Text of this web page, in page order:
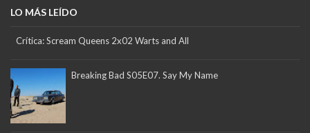
LO MÁS LEÍDO
Crítica: Scream Queens 2x02 Warts and All
Breaking Bad S05E07. Say My Name